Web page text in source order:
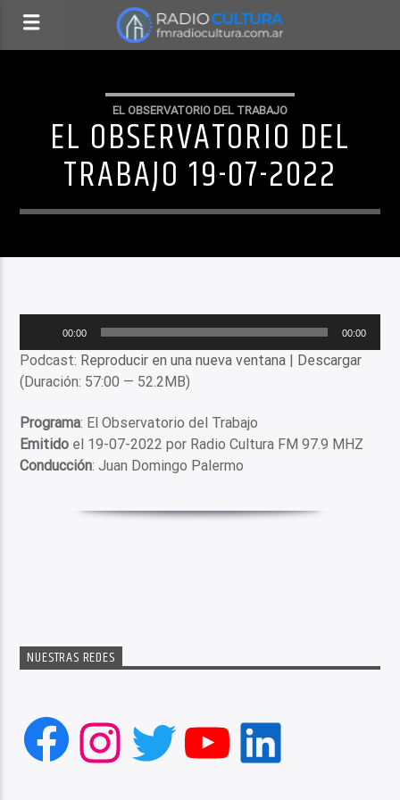
EL OBSERVATORIO DEL TRABAJO
EL OBSERVATORIO DEL
TRABAJO 19-07-2022
audio
00:00 00:00
Podcast: Reproducir en una nueva ventana | Descargar
(Duración: 57:00 — 52.2MB)
Programa: El Observatorio del Trabajo
Emitido el 19-07-2022 por Radio Cultura FM 97.9 MHZ
Conducción: Juan Domingo Palermo
NUESTRAS REDES
Facebook
Instagram
Twitter
YouTube
LinkedIn